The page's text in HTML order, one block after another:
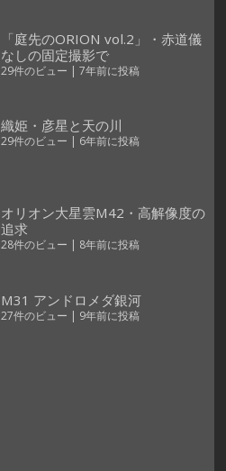
「庭先のORION vol.2」・赤道儀
なしの固定撮影で
29件のビュー | 7年前に投稿
織姫・彦星と天の川
29件のビュー 6年前に投稿
オリオン大星雲M42・高解像度の
追求
28件のビュー | 8年前に投稿
M31 アンドロメダ銀河
27件のビュー | 9年前に投稿